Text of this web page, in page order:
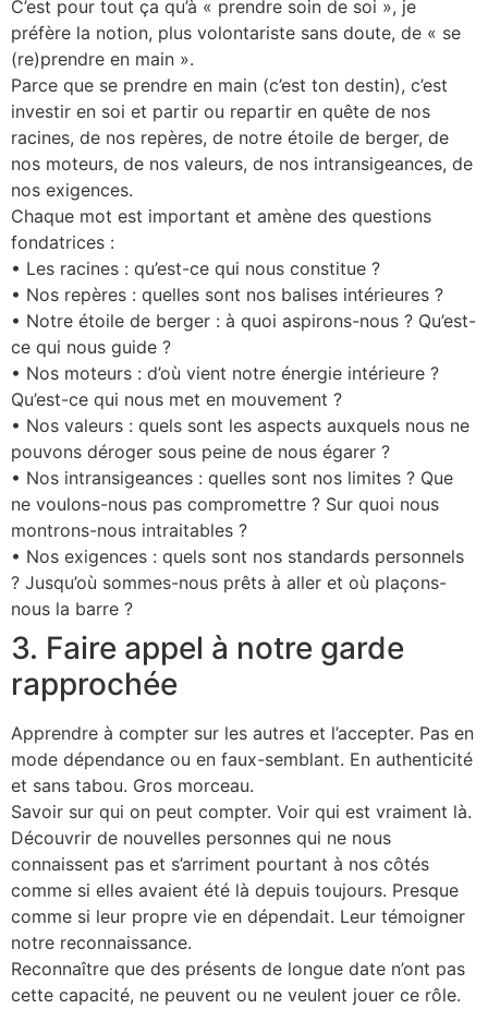
C’est pour tout ça qu’à « prendre soin de soi », je
préfère la notion, plus volontariste sans doute, de « se
(re)prendre en main ».
Parce que se prendre en main (c’est ton destin), c’est
investir en soi et partir ou repartir en quête de nos
racines, de nos repères, de notre étoile de berger, de
nos moteurs, de nos valeurs, de nos intransigeances, de
nos exigences.
Chaque mot est important et amène des questions
fondatrices :
• Les racines : qu’est-ce qui nous constitue ?
• Nos repères : quelles sont nos balises intérieures ?
• Notre étoile de berger : à quoi aspirons-nous ? Qu’est-
ce qui nous guide ?
• Nos moteurs : d’où vient notre énergie intérieure ?
Qu’est-ce qui nous met en mouvement ?
• Nos valeurs : quels sont les aspects auxquels nous ne
pouvons déroger sous peine de nous égarer ?
• Nos intransigeances : quelles sont nos limites ? Que
ne voulons-nous pas compromettre ? Sur quoi nous
montrons-nous intraitables ?
• Nos exigences : quels sont nos standards personnels
? Jusqu’où sommes-nous prêts à aller et où plaçons-
nous la barre ?
3. Faire appel à notre garde
rapprochée
Apprendre à compter sur les autres et l’accepter. Pas en
mode dépendance ou en faux-semblant. En authenticité
et sans tabou. Gros morceau.
Savoir sur qui on peut compter. Voir qui est vraiment là.
Découvrir de nouvelles personnes qui ne nous
connaissent pas et s’arriment pourtant à nos côtés
comme si elles avaient été là depuis toujours. Presque
comme si leur propre vie en dépendait. Leur témoigner
notre reconnaissance.
Reconnaître que des présents de longue date n’ont pas
cette capacité, ne peuvent ou ne veulent jouer ce rôle.